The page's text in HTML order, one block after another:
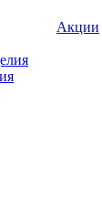
Акции